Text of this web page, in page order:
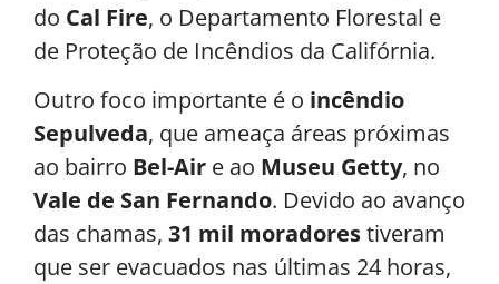
do Cal Fire, o Departamento Florestal e
de Proteção de Incêndios da Califórnia.
Outro foco importante é o incêndio
Sepulveda, que ameaça áreas próximas
ao bairro Bel-Air e ao Museu Getty, no
Vale de San Fernando. Devido ao avanço
das chamas, 31 mil moradorestiveram
que ser evacuados nas últimas 24 horas,